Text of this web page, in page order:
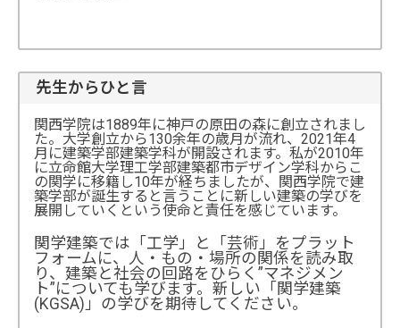
先生からひと言
関西学院は1889年に神戸の原田の森に創立されまし
た。大学創立から130余年の歳月が流れ、2021年4
月に建築学部建築学科が開設されます。私が2010年
に立命館大学理工学部建築都市デザイン学科からこ
の関学に移籍し10年が経ちましたが、関西学院で建
築学部が誕生すると言うことに新しい建築の学びを
展開していくという使命と責任を感じています。
関学建築では「工学」と「芸術」をプラット
フォームに、人・もの・場所の関係を読み取
り、建築と社会の回路をひらく”マネジメン
ト”についても学びます。新しい「関学建築
(KGSA)」の学びを期待してください。